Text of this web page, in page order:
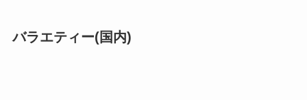
バラエティー(国内)